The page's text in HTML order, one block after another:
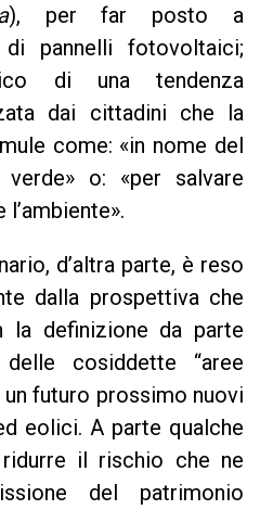
), per far posto a
pannelli fotovoltaici;
di una tendenza
dai cittadini che la
come: «in nome del
o: «per salvare
l’ambiente».
d’altra parte, è reso
dalla prospettiva che
la definizione da parte
cosiddette “aree
futuro prossimo nuovi
eolici. A parte qualche
il rischio che ne
del patrimonio